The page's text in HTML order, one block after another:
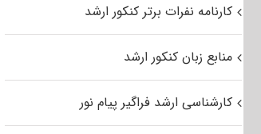
کارنامه نفرات برتر کنکور ارشد
منابع زبان کنکور ارشد
کارشناسی ارشد فراگیر پیام نور